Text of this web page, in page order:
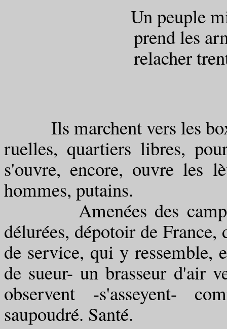
Un peuple
prend les
relacher
Ils marchent vers les
ruelles, quartiers libres,
s'ouvre, encore, ouvre les
hommes, putains.
Amenées des
délurées, dépotoir de France,
de service, qui y ressemble,
de sueur- un brasseur d'air
observent -s'asseyent-
saupoudré. Santé.